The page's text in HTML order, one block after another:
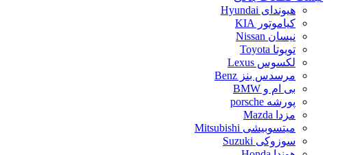
هیوندای Hyundai
کیاموتور KIA
نیسان Nissan
تویوتا Toyota
لکسوس Lexus
مرسدس بنز Benz
بی ام و BMW
پورشه porsche
مزدا Mazda
میتسوبیشی Mitsubishi
سوزوکی Suzuki